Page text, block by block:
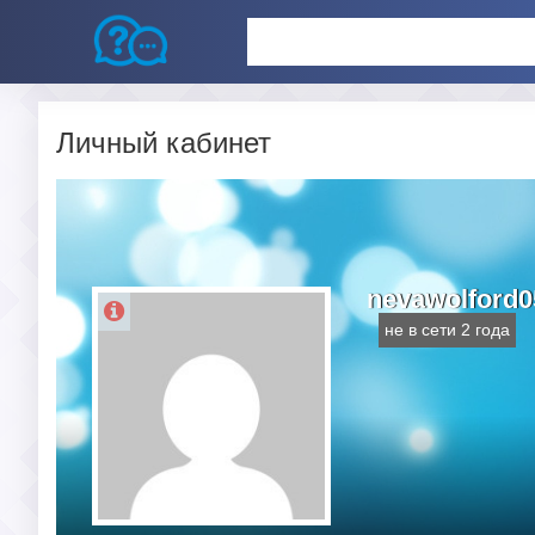
Личный кабинет
не в сети 2 года